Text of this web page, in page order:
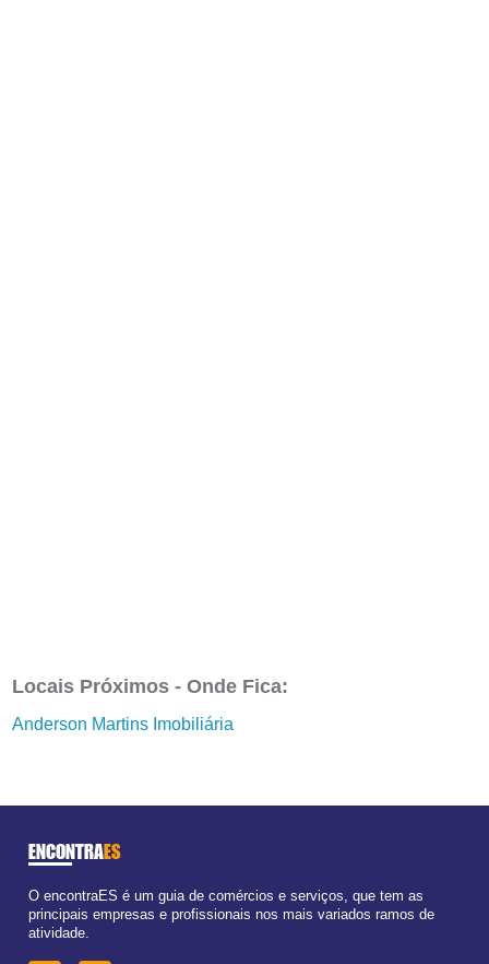
Locais Próximos - Onde Fica:
Anderson Martins Imobiliária
ENCONTRAES
O encontraES é um guia de comércios e serviços, que tem as
principais empresas e profissionais nos mais variados ramos de
atividade.